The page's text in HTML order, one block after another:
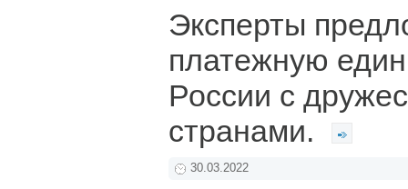
Эксперты
платежную
России с
странами.
30.03.2022